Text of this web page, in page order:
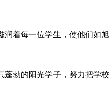
润着每一位学生，使他们如旭
蓬勃的阳光学子，努力把学校